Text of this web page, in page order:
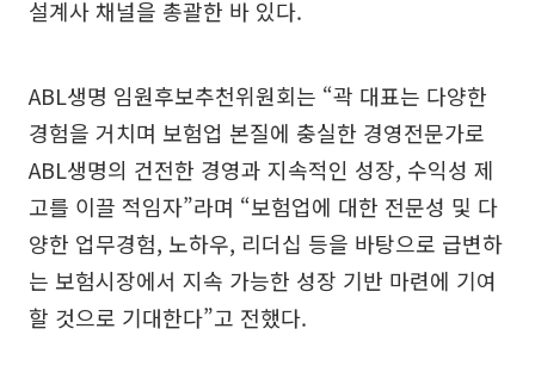
설계사 채널을 총괄한 바 있다.
ABL생명 임원후보추천위원회는 “곽 대표는 다양한
경험을 거치며 보험업 본질에 충실한 경영전문가로
ABL생명의 건전한 경영과 지속적인 성장, 수익성 제
고를 이끌 적임자”라며 “보험업에 대한 전문성 및 다
양한 업무경험, 노하우, 리더십 등을 바탕으로 급변하
는 보험시장에서 지속 가능한 성장 기반 마련에 기여
할 것으로 기대한다”고 전했다.